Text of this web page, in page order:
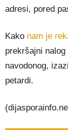
adresi, pored
Kako nam je
prekršajni
navodonog,
petardi.